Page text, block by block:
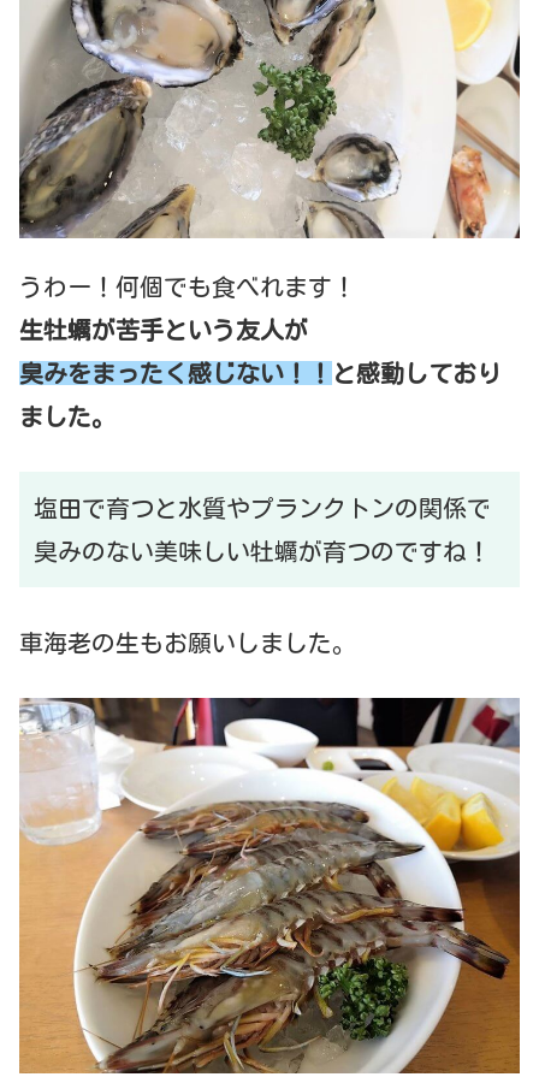
うわー！何個でも食べれます！
生牡蠣が苦手という友人が
臭みをまったく感じない！！ と感動しており
ました。
塩田で育つと水質やプランクトンの関係で
臭みのない美味しい牡蠣が育つのですね！
車海老の生もお願いしました。